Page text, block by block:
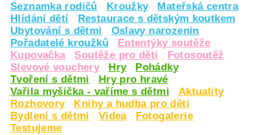
Seznamka rodičů Kroužky
Mateřská centra
Hlídání dětí
Restaurace s dětským koutkem
Ubytování s dětmi
Oslavy narozenin
Pořadatelé kroužků
Ententýky soutěže
Kupovačka
Soutěže pro děti
Fotosoutěž
Slevové vouchery
Hry
Pohádky
Tvoření s dětmi
Hry pro hravé
Vařila myšička - vaříme s dětmi
Aktuality
Rozhovory
Knihy a hudba pro děti
Bydlení s dětmi
Videa
Fotogalerie
Testujeme